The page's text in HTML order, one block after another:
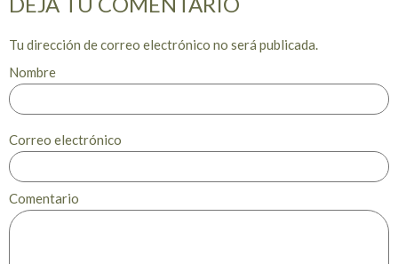
Tu dirección de correo electrónico no será publicada.
Nombre
Correo electrónico
Comentario